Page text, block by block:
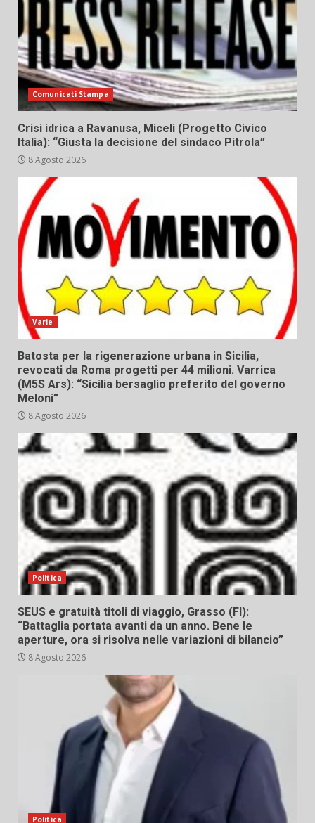
Comunicati Stampa
Crisi idrica a Ravanusa, Miceli (Progetto Civico
Italia): “Giusta la decisione del sindaco Pitrola”
8 Agosto 2026
Varie
Batosta per la rigenerazione urbana in Sicilia,
revocati da Roma progetti per 44 milioni. Varrica
(M5S Ars): “Sicilia bersaglio preferito del governo
Meloni”
8 Agosto 2026
Politica
SEUS e gratuità titoli di viaggio, Grasso (FI):
“Battaglia portata avanti da un anno. Bene le
aperture, ora si risolva nelle variazioni di bilancio”
8 Agosto 2026
Politica